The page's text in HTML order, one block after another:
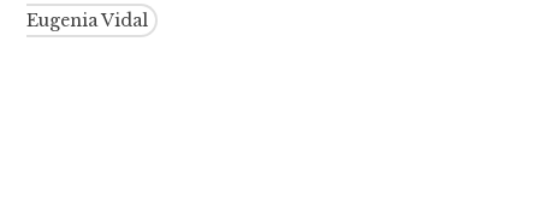
Eugenia Vidal